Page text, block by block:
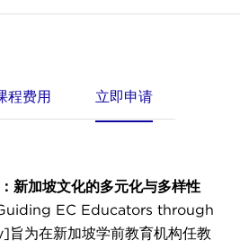
程费用 立即申请
新加坡文化的多元化与多样性
EC Educators through
为在新加坡学前教育机构任教